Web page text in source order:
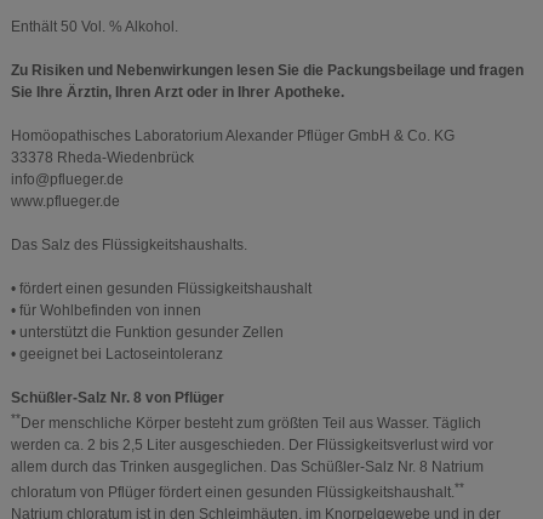
Enthält 50 Vol. % Alkohol.
Zu Risiken und Nebenwirkungen lesen Sie die Packungsbeilage und fragen
Sie Ihre Ärztin, Ihren Arzt oder in Ihrer Apotheke.
Homöopathisches Laboratorium Alexander Pflüger GmbH & Co. KG
33378 Rheda-Wiedenbrück
info@pflueger.de
www.pflueger.de
Das Salz des Flüssigkeitshaushalts.
• fördert einen gesunden Flüssigkeitshaushalt
• für Wohlbefinden von innen
• unterstützt die Funktion gesunder Zellen
• geeignet bei Lactoseintoleranz
Schüßler-Salz Nr. 8 von Pflüger
**Der menschliche Körper besteht zum größten Teil aus Wasser. Täglich
werden ca. 2 bis 2,5 Liter ausgeschieden. Der Flüssigkeitsverlust wird vor
allem durch das Trinken ausgeglichen. Das Schüßler-Salz Nr. 8 Natrium
chloratum von Pflüger fördert einen gesunden Flüssigkeitshaushalt.**
Natrium chloratum ist in den Schleimhäuten, im Knorpelgewebe und in der